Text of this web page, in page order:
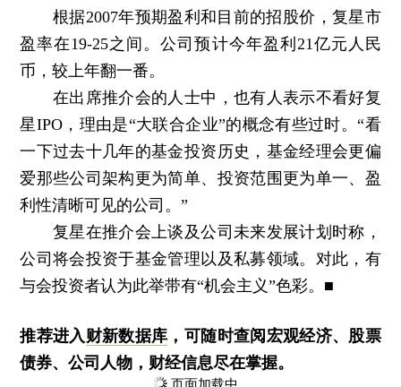
根据2007年预期盈利和目前的招股价，复星市
盈率在19-25之间。公司预计今年盈利21亿元人民
币，较上年翻一番。
在出席推介会的人士中，也有人表示不看好复
星IPO，理由是“大联合企业”的概念有些过时。“看
一下过去十几年的基金投资历史，基金经理会更偏
爱那些公司架构更为简单、投资范围更为单一、盈
利性清晰可见的公司。”
复星在推介会上谈及公司未来发展计划时称，
公司将会投资于基金管理以及私募领域。对此，有
与会投资者认为此举带有“机会主义”色彩。■
推荐进入 财新数据库 ，可随时查阅宏观经济、股票
债券、公司人物，财经信息尽在掌握。